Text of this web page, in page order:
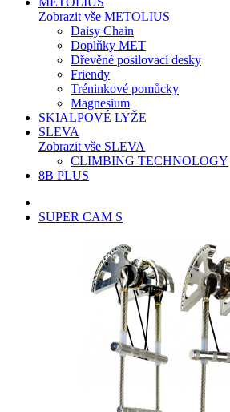
Zobrazit vše METOLIUS
Daisy Chain
Doplňky MET
Dřevěné posilovací desky
Friendy
Tréninkové pomůcky
Magnesium
SKIALPOVÉ LYŽE
SLEVA
Zobrazit vše SLEVA
CLIMBING TECHNOLOGY
8B PLUS
SUPER CAM S